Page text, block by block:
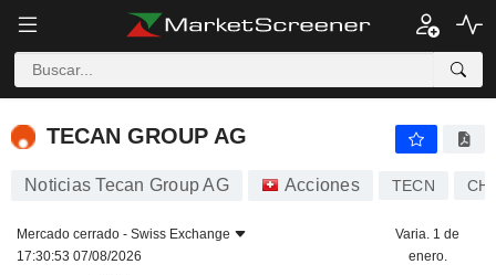
TECAN GROUP AG
TECAN GROUP AG
Noticias Tecan Group AG Acciones TECN
Mercado cerrado - Swiss Exchange
17:30:53 07/08/2026
Varia. 1 de
enero.